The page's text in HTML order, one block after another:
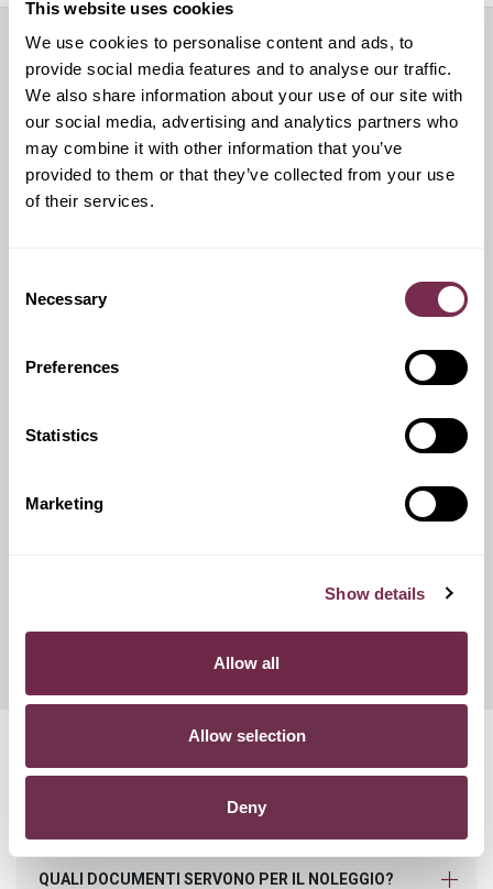
This website uses cookies
We use cookies to personalise content and ads, to
provide social media features and to analyse our traffic.
We also share information about your use of our site with
our social media, advertising and analytics partners who
may combine it with other information that you’ve
provided to them or that they’ve collected from your use
of their services.
Selection
Necessary
Preferences
Statistics
Marketing
Show details
Allow all
Allow selection
Deny
Servizi aggiuntivi
Pneumatici invernali
Questo servizio ti offre la possibilità di scegliere tra diverse
Domande frequenti
POSSO ACQUISTARE IL VEICOLO A FINE NOLEGGIO?
QUALI DOCUMENTI SERVONO PER IL NOLEGGIO?